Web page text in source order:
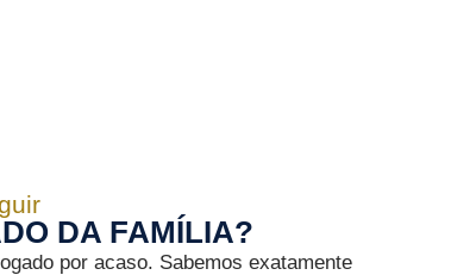
DA FAMÍLIA?
por acaso. Sabemos exatamente